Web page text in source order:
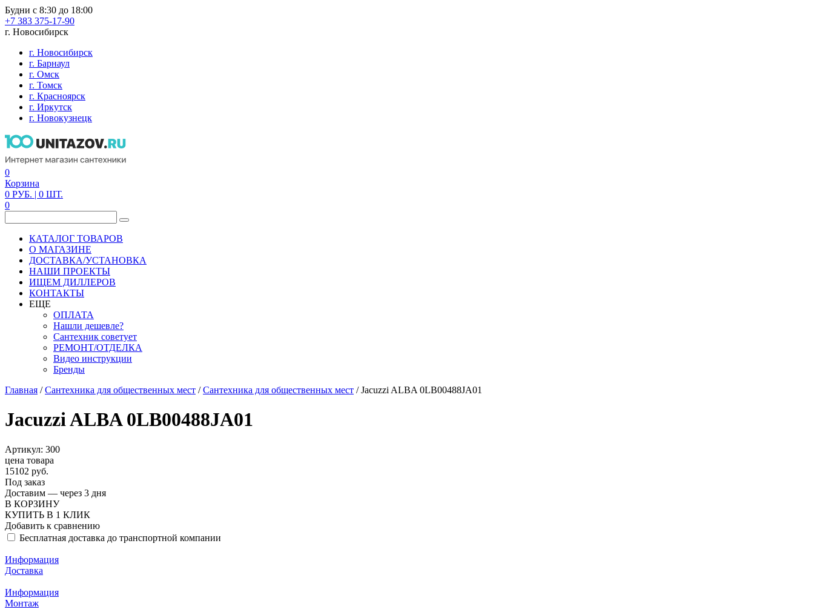
Будни с 8:30 до 18:00
+7 383 375-17-90
г. Новосибирск
г. Новосибирск
г. Барнаул
г. Омск
г. Томск
г. Красноярск
г. Иркутск
г. Новокузнецк
0
Корзина
0 РУБ. | 0 ШТ.
0
КАТАЛОГ ТОВАРОВ
О МАГАЗИНЕ
ДОСТАВКА/УСТАНОВКА
НАШИ ПРОЕКТЫ
ИЩЕМ ДИЛЛЕРОВ
КОНТАКТЫ
ЕЩЕ
ОПЛАТА
Нашли дешевле?
Сантехник советует
РЕМОНТ/ОТДЕЛКА
Видео инструкции
Бренды
Главная /Сантехника для общественных мест /Сантехника для общественных мест /Jacuzzi ALBA 0LB00488JA01
Jacuzzi ALBA 0LB00488JA01
Артикул: 300
цена товара
15102 руб.
Под заказ
Доставим — через 3 дня
В КОРЗИНУ
КУПИТЬ В 1 КЛИК
Добавить к сравнению
Бесплатная доставка до транспортной компании
Информация
Доставка
Информация
Монтаж